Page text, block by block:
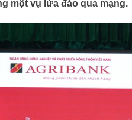
một vụ lừa đảo qua mạng.